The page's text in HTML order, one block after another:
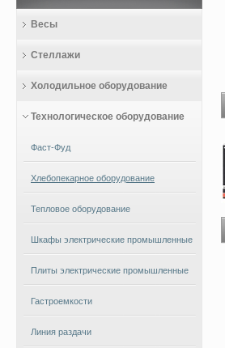
Весы
Стеллажи
Холодильное оборудование
Технологическое оборудование
Фаст-Фуд
Хлебопекарное оборудование
Тепловое оборудование
Шкафы электрические промышленные
Плиты электрические промышленные
Гастроемкости
Линия раздачи